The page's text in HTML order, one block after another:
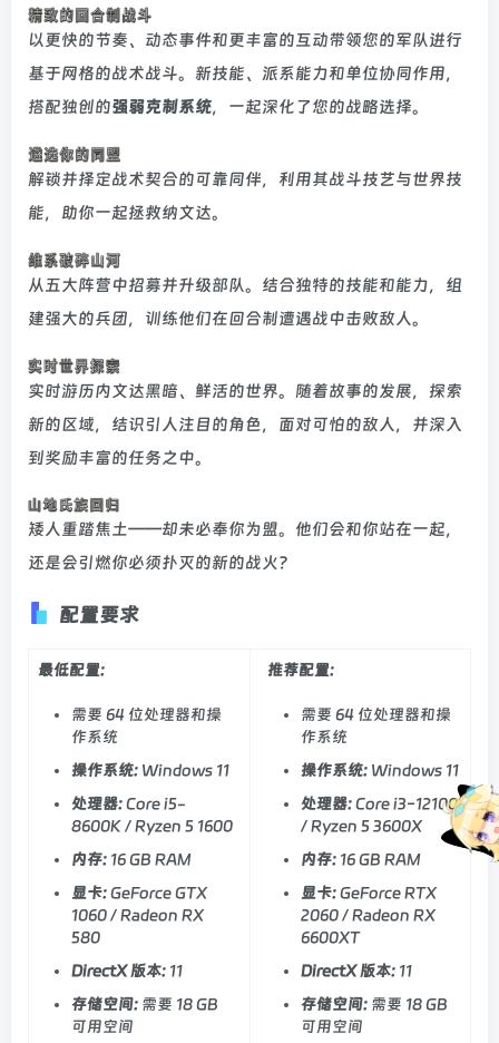
以更快的节奏、动态事件和更丰富的互动带领您的军队进行
基于网格的战术战斗。新技能、派系能力和单位协同作用，
搭配独创的强弱克制系统，一起深化了您的战略选择。
解锁并择定战术契合的可靠同伴，利用其战斗技艺与世界技
能，助你一起拯救纳文达。
从五大阵营中招募并升级部队。结合独特的技能和能力，组
建强大的兵团，训练他们在回合制遭遇战中击败敌人。
实时游历内文达黑暗、鲜活的世界。随着故事的发展，探索
新的区域，结识引人注目的角色，面对可怕的敌人，并深入
到奖励丰富的任务之中。
矮人重踏焦土——却未必奉你为盟。他们会和你站在一起，
还是会引燃你必须扑灭的新的战火？
配置要求
最低配置:
需要 64 位处理器和操
作系统
操作系统: Windows 11
处理器:Core i5-
8600K / Ryzen 5 1600
内存: 16 GB RAM
显卡:GeForce GTX
1060 / Radeon RX
580
DirectX 版本: 11
存储空间: 需要 18 GB
可用空间
推荐配置:
需要 64 位处理器和操
作系统
操作系统: Windows 11
处理器:Core i3-12100
/ Ryzen 5 3600X
内存: 16 GB RAM
显卡:GeForce RTX
2060 / Radeon RX
6600XT
DirectX 版本: 11
存储空间: 需要 18 GB
可用空间